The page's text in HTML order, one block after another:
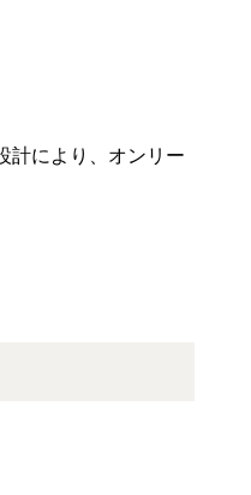
計により、オンリー